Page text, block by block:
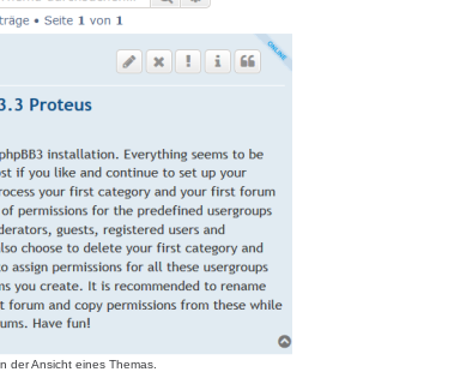
der Ansicht eines Themas.